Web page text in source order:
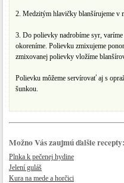
2. Medzitým hlavičky blanšírujeme v
3. Do polievky nadrobíme syr,
okoreníme. Polievku zmixujeme
zmixovanej polievky vložíme
Polievku môžeme servírovať aj s
šunkou.
Možno Vás zaujmú ďalšie recepty:
Plnka k pečenej hydine
Jelení guláš
Kura na mede a horčici